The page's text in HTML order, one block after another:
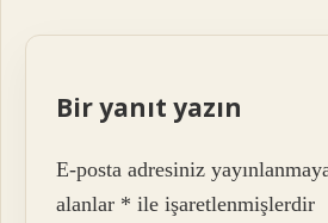
Bir yanıt yazın
E-posta adresiniz
alanlar * ile işaretlenmişlerdir